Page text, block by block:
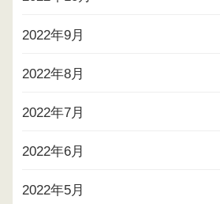
2022年9月
2022年8月
2022年7月
2022年6月
2022年5月